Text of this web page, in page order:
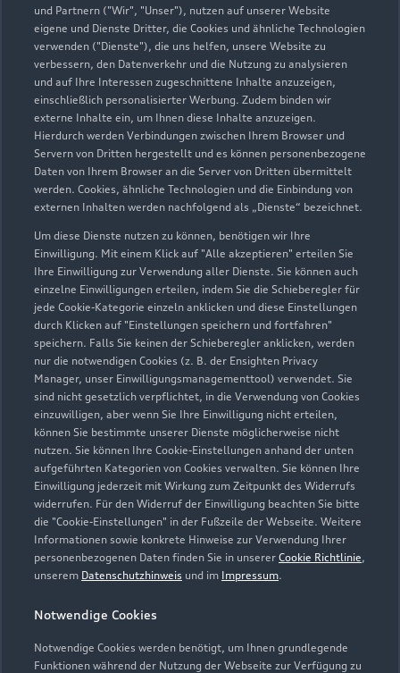
und Partnern ("Wir", "Unser"), nutzen auf unserer Website
eigene und Dienste Dritter, die Cookies und ähnliche Technologien
verwenden ("Dienste"), die uns helfen, unsere Website zu
verbessern, den Datenverkehr und die Nutzung zu analysieren
und auf Ihre Interessen zugeschnittene Inhalte anzuzeigen,
einschließlich personalisierter Werbung. Zudem binden wir
externe Inhalte ein, um Ihnen diese Inhalte anzuzeigen.
Hierdurch werden Verbindungen zwischen Ihrem Browser und
Servern von Dritten hergestellt und es können personenbezogene
Daten von Ihrem Browser an die Server von Dritten übermittelt
werden. Cookies, ähnliche Technologien und die Einbindung von
externen Inhalten werden nachfolgend als „Dienste“ bezeichnet.
Um diese Dienste nutzen zu können, benötigen wir Ihre
Einwilligung. Mit einem Klick auf "Alle akzeptieren" erteilen Sie
Ihre Einwilligung zur Verwendung aller Dienste. Sie können auch
einzelne Einwilligungen erteilen, indem Sie die Schieberegler für
jede Cookie-Kategorie einzeln anklicken und diese Einstellungen
durch Klicken auf "Einstellungen speichern und fortfahren"
speichern. Falls Sie keinen der Schieberegler anklicken, werden
nur die notwendigen Cookies (z. B. der Ensighten Privacy
Manager, unser Einwilligungsmanagementtool) verwendet. Sie
sind nicht gesetzlich verpflichtet, in die Verwendung von Cookies
einzuwilligen, aber wenn Sie Ihre Einwilligung nicht erteilen,
können Sie bestimmte unserer Dienste möglicherweise nicht
nutzen. Sie können Ihre Cookie-Einstellungen anhand der unten
aufgeführten Kategorien von Cookies verwalten. Sie können Ihre
Einwilligung jederzeit mit Wirkung zum Zeitpunkt des Widerrufs
widerrufen. Für den Widerruf der Einwilligung beachten Sie bitte
die "Cookie-Einstellungen" in der Fußzeile der Webseite. Weitere
Informationen sowie konkrete Hinweise zur Verwendung Ihrer
personenbezogenen Daten finden Sie in unserer Cookie Richtlinie,
unserem Datenschutzhinweis und im Impressum.
Notwendige Cookies
Notwendige Cookies werden benötigt, um Ihnen grundlegende
Funktionen während der Nutzung der Webseite zur Verfügung zu
Zu den Rädern
Zurück nach oben